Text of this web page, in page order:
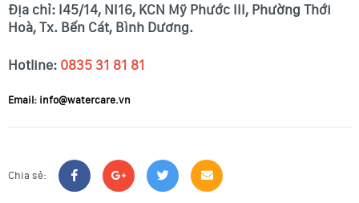
Địa chỉ: I45/14, NI16, KCN Mỹ Phước III, Phường Thới
Hoà, Tx. Bến Cát, Bình Dương.
Hotline: 0835 31 81 81
Email: info@watercare.vn
Chia sẻ: